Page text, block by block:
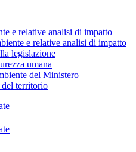
e relative analisi di impatto
e relative analisi di impatto
legislazione
umana
del Ministero
territorio